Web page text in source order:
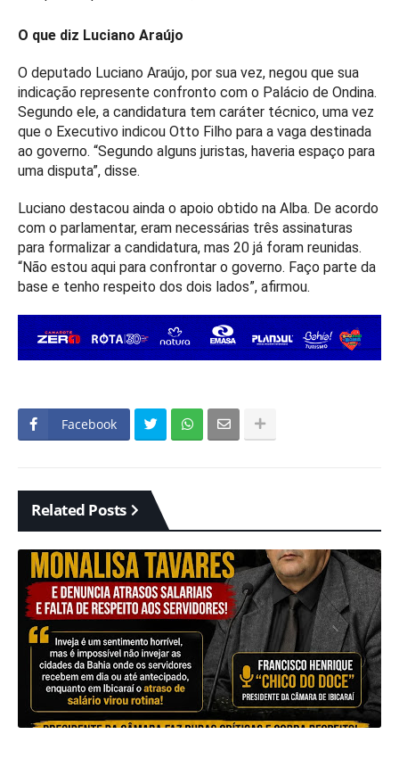
O que diz Luciano Araújo
O deputado Luciano Araújo, por sua vez, negou que sua
indicação represente confronto com o Palácio de Ondina.
Segundo ele, a candidatura tem caráter técnico, uma vez
que o Executivo indicou Otto Filho para a vaga destinada
ao governo. “Segundo alguns juristas, haveria espaço para
uma disputa”, disse.
Luciano destacou ainda o apoio obtido na Alba. De acordo
com o parlamentar, eram necessárias três assinaturas
para formalizar a candidatura, mas 20 já foram reunidas.
“Não estou aqui para confrontar o governo. Faço parte da
base e tenho respeito dos dois lados”, afirmou.
Facebook
Related Posts